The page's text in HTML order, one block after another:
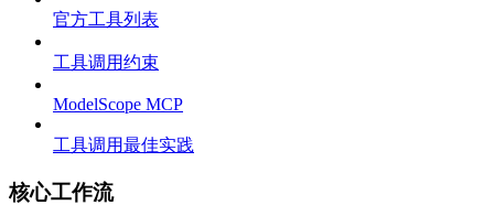
官方工具列表
工具调用约束
ModelScope MCP
工具调用最佳实践
核心工作流